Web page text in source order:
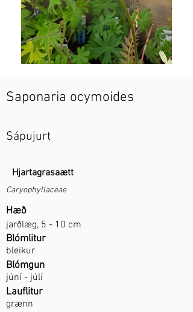
Saponaria ocymoides
Sápujurt
Hjartagrasaætt
Caryophyllaceae
Hæð
jarðlæg, 5 - 10 cm
Blómlitur
bleikur
Blómgun
júní - júlí
Lauflitur
grænn